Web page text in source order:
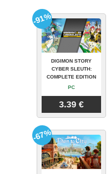
DIGIMON STORY
CYBER SLEUTH:
COMPLETE EDITION
PC
3.39 €
-91%
-67%